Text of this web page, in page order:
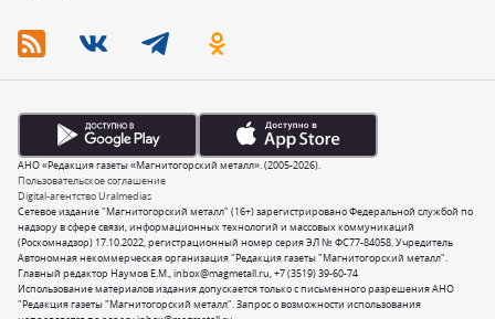
Сетевое издание "Магнитогорский металл" (16+) зарегистрировано Федеральной службой по
надзору в сфере связи, информационных технологий и массовых коммуникаций
(Роскомнадзор) 17.10.2022, регистрационный номер серия ЭЛ № ФС77-84058. Учредитель
Автономная некоммерческая организация "Редакция газеты "Магнитогорский металл".
Главный редактор Наумов Е.М.,inbox@magmetall.ru,+7 (3519) 39-60-74
Использование материалов издания допускается только с письменного разрешения АНО
"Редакция газеты "Магнитогорский металл". Запрос о возможности использования
Пользовательское соглашение
Digital-агентство Uralmedias
АНО «Редакция газеты «Магнитогорский металл». (2005-2026).